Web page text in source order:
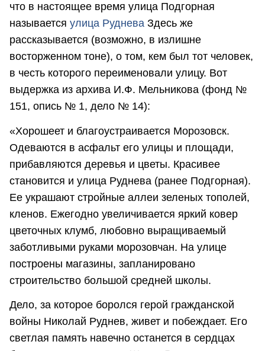
что в настоящее время улица Подгорная
называется улица Руднева Здесь же
рассказывается (возможно, в излишне
восторженном тоне), о том, кем был тот человек,
в честь которого переименовали улицу. Вот
выдержка из архива И.Ф. Мельникова (фонд №
151, опись № 1, дело № 14):
«Хорошеет и благоустраивается Морозовск.
Одеваются в асфальт его улицы и площади,
прибавляются деревья и цветы. Красивее
становится и улица Руднева (ранее Подгорная).
Ее украшают стройные аллеи зеленых тополей,
кленов. Ежегодно увеличивается яркий ковер
цветочных клумб, любовно выращиваемый
заботливыми руками морозовчан. На улице
построены магазины, запланировано
строительство большой средней школы.
Дело, за которое боролся герой гражданской
войны Николай Руднев, живет и побеждает. Его
светлая память навечно останется в сердцах